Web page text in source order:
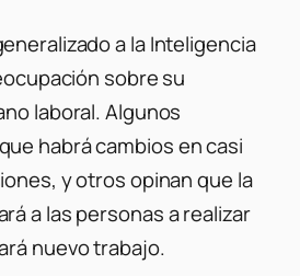
a la Inteligencia
sobre su
laboral. Algunos
habrá cambios en casi
y otros opinan que la
a las personas a realizar
nuevo trabajo.